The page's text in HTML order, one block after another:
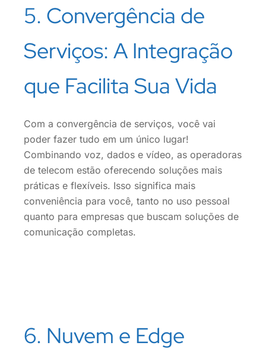
5. Convergência de
Serviços: A Integração
que Facilita Sua Vida
Com a convergência de serviços, você vai
poder fazer tudo em um único lugar!
Combinando voz, dados e vídeo, as operadoras
de telecom estão oferecendo soluções mais
práticas e flexíveis. Isso significa mais
conveniência para você, tanto no uso pessoal
quanto para empresas que buscam soluções de
comunicação completas.
6. Nuvem e Edge